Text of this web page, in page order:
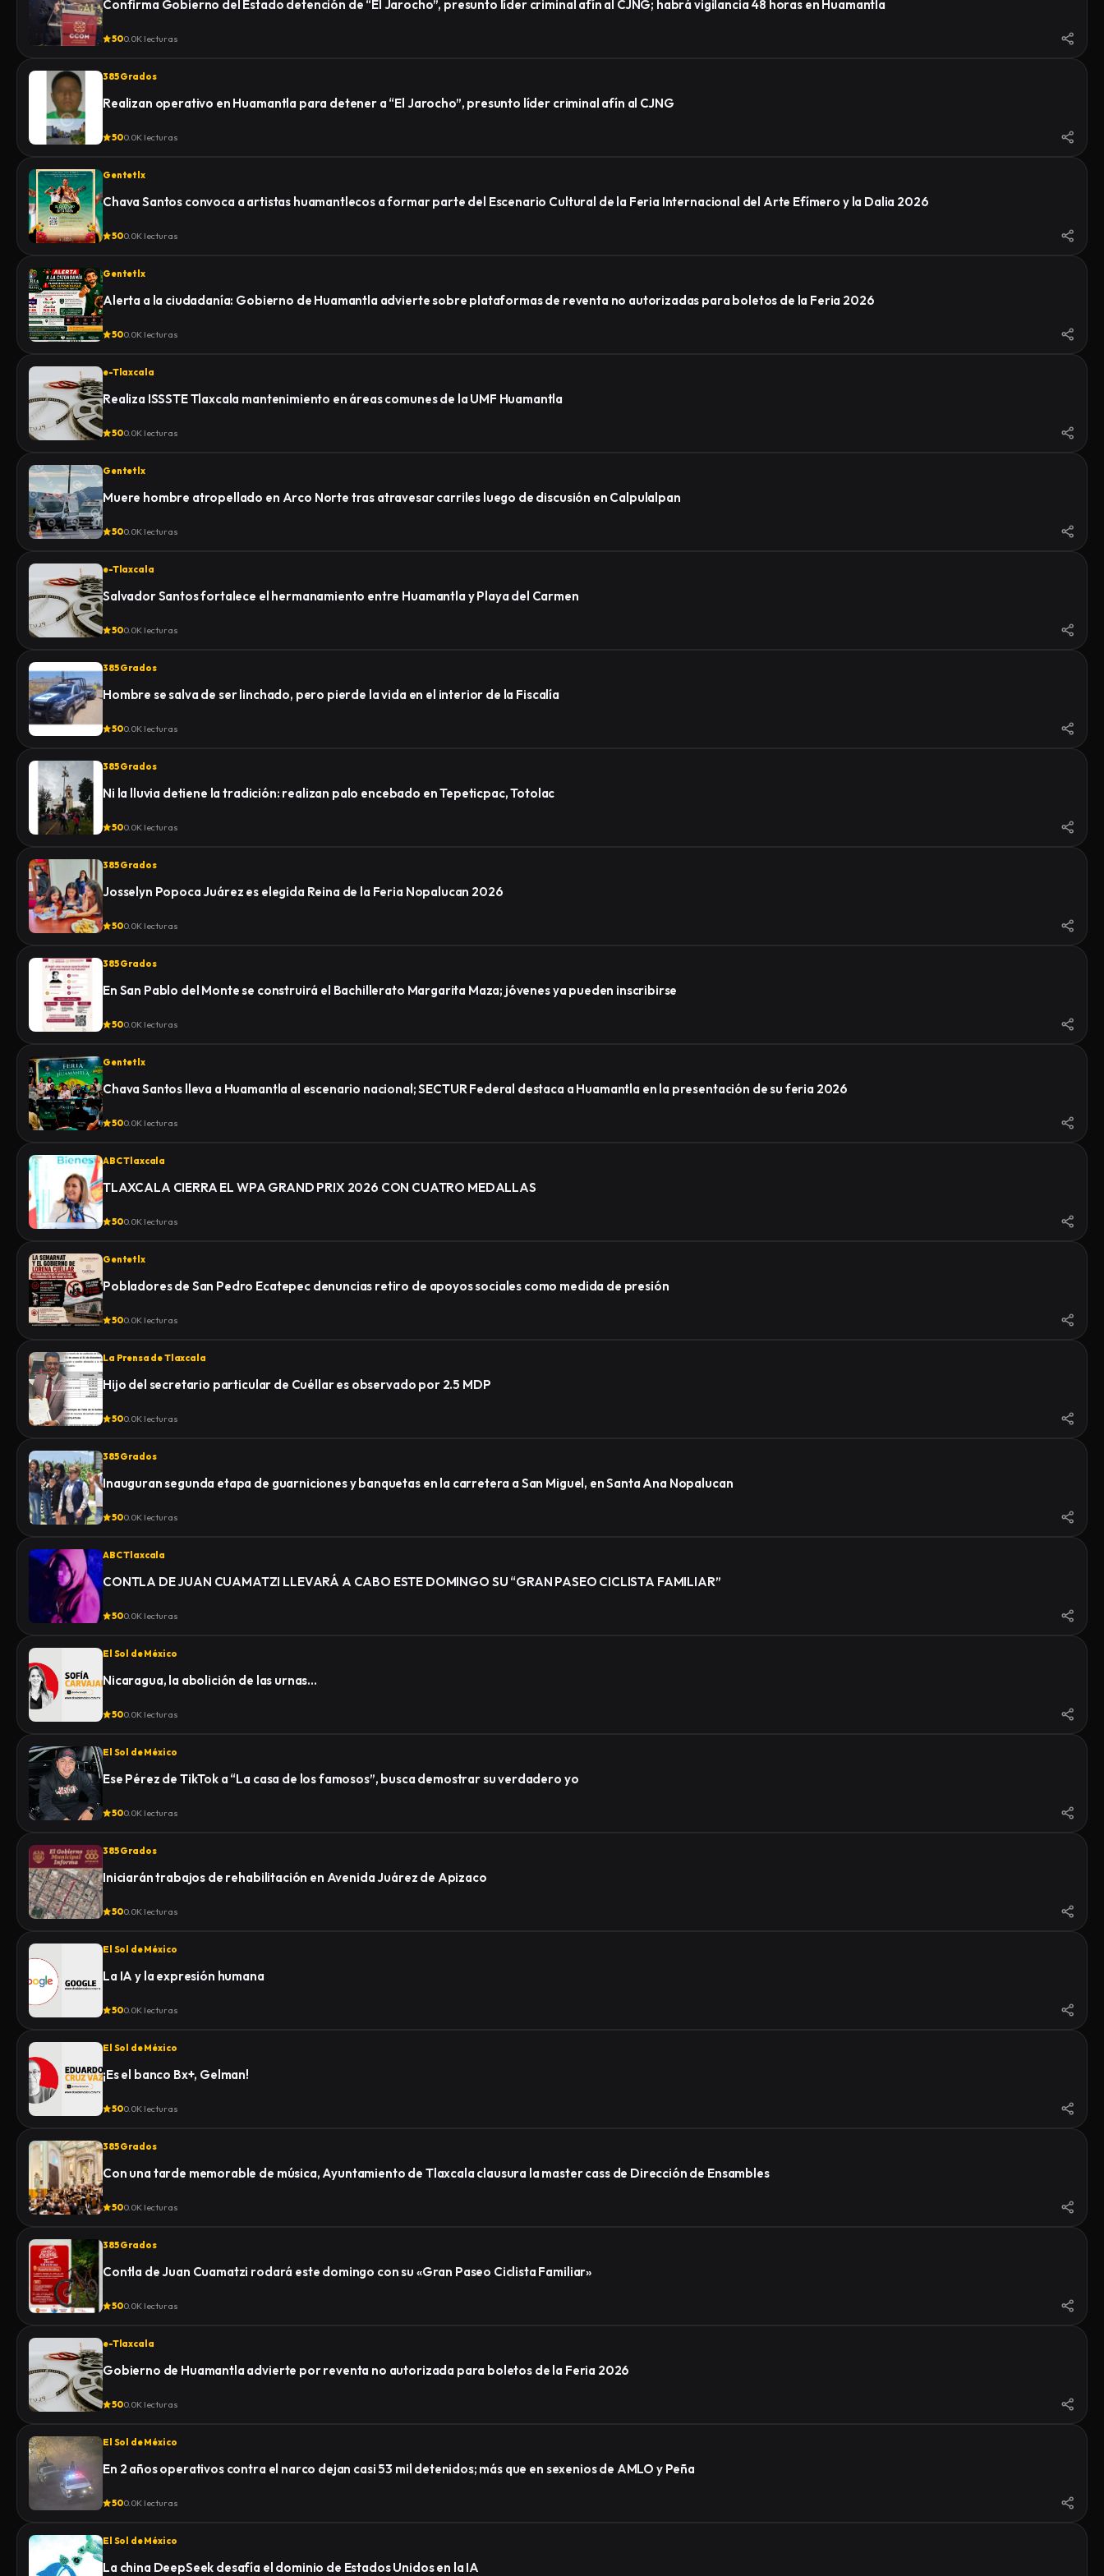
Confirma Gobierno del Estado detención de “El Jarocho”, presunto líder criminal afín al CJNG; habrá vigilancia 48 horas en Huamantla
500.0K lecturas
385 Grados
Realizan operativo en Huamantla para detener a “El Jarocho”, presunto líder criminal afín al CJNG
500.0K lecturas
Gentetlx
Chava Santos convoca a artistas huamantlecos a formar parte del Escenario Cultural de la Feria Internacional del Arte Efímero y la Dalia 2026
500.0K lecturas
Gentetlx
Alerta a la ciudadanía: Gobierno de Huamantla advierte sobre plataformas de reventa no autorizadas para boletos de la Feria 2026
500.0K lecturas
e-Tlaxcala
Realiza ISSSTE Tlaxcala mantenimiento en áreas comunes de la UMF Huamantla
500.0K lecturas
Gentetlx
Muere hombre atropellado en Arco Norte tras atravesar carriles luego de discusión en Calpulalpan
500.0K lecturas
e-Tlaxcala
Salvador Santos fortalece el hermanamiento entre Huamantla y Playa del Carmen
500.0K lecturas
385 Grados
Hombre se salva de ser linchado, pero pierde la vida en el interior de la Fiscalía
500.0K lecturas
385 Grados
Ni la lluvia detiene la tradición: realizan palo encebado en Tepeticpac, Totolac
500.0K lecturas
385 Grados
Josselyn Popoca Juárez es elegida Reina de la Feria Nopalucan 2026
500.0K lecturas
385 Grados
En San Pablo del Monte se construirá el Bachillerato Margarita Maza; jóvenes ya pueden inscribirse
500.0K lecturas
Gentetlx
Chava Santos lleva a Huamantla al escenario nacional; SECTUR Federal destaca a Huamantla en la presentación de su feria 2026
500.0K lecturas
ABC Tlaxcala
TLAXCALA CIERRA EL WPA GRAND PRIX 2026 CON CUATRO MEDALLAS
500.0K lecturas
Gentetlx
Pobladores de San Pedro Ecatepec denuncias retiro de apoyos sociales como medida de presión
500.0K lecturas
La Prensa de Tlaxcala
Hijo del secretario particular de Cuéllar es observado por 2.5 MDP
500.0K lecturas
385 Grados
Inauguran segunda etapa de guarniciones y banquetas en la carretera a San Miguel, en Santa Ana Nopalucan
500.0K lecturas
ABC Tlaxcala
CONTLA DE JUAN CUAMATZI LLEVARÁ A CABO ESTE DOMINGO SU “GRAN PASEO CICLISTA FAMILIAR”
500.0K lecturas
El Sol de México
Nicaragua, la abolición de las urnas…
500.0K lecturas
El Sol de México
Ese Pérez de TikTok a “La casa de los famosos”, busca demostrar su verdadero yo
500.0K lecturas
385 Grados
Iniciarán trabajos de rehabilitación en Avenida Juárez de Apizaco
500.0K lecturas
El Sol de México
La IA y la expresión humana
500.0K lecturas
El Sol de México
¡Es el banco Bx+, Gelman!
500.0K lecturas
385 Grados
Con una tarde memorable de música, Ayuntamiento de Tlaxcala clausura la master cass de Dirección de Ensambles
500.0K lecturas
385 Grados
Contla de Juan Cuamatzi rodará este domingo con su «Gran Paseo Ciclista Familiar»
500.0K lecturas
e-Tlaxcala
Gobierno de Huamantla advierte por reventa no autorizada para boletos de la Feria 2026
500.0K lecturas
El Sol de México
En 2 años operativos contra el narco dejan casi 53 mil detenidos; más que en sexenios de AMLO y Peña
500.0K lecturas
El Sol de México
La china DeepSeek desafía el dominio de Estados Unidos en la IA